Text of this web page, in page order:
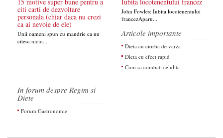
citi carti de dezvoltare
personala (chiar daca nu crezi
ca ai nevoie de ele)
Unii oameni spun cu mandrie ca nu
citesc nicio...
John Fowles: Iubita locotenentului
francezAparu...
Articole importante
Dieta cu ciorba de varza
Dieta cu efect rapid
Cum sa combati celulita
In forum despre Regim si
Diete
Forum Gastronomie